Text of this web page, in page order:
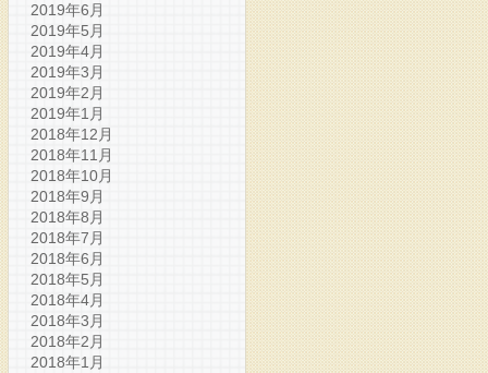
2019年6月
2019年5月
2019年4月
2019年3月
2019年2月
2019年1月
2018年12月
2018年11月
2018年10月
2018年9月
2018年8月
2018年7月
2018年6月
2018年5月
2018年4月
2018年3月
2018年2月
2018年1月